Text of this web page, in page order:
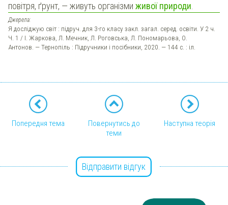
повітря, ґрунт, — живуть організми живої природи.
Джерела:
Я досліджую світ : підруч. для 3-го класу закл. загал. серед. освіти. У 2 ч.
Ч. 1 / І. Жаркова, Л. Мечник, Л. Роговська, Л. Пономарьова, О.
Антонов. — Тернопіль : Підручники і посібники, 2020. — 144 с. : іл.
Попередня тема
Повернутись до
теми
Наступна теорія
Відправити відгук